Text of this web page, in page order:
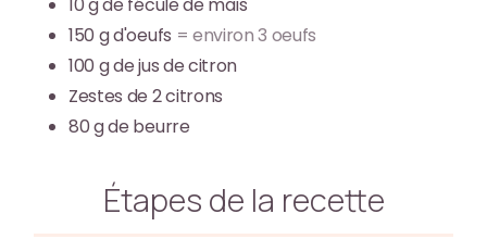
10gde fécule de maïs
150 gd'oeufs = environ 3 oeufs
100 gde jus de citron
Zestes de 2 citrons
80gde beurre
Étapes de la recette